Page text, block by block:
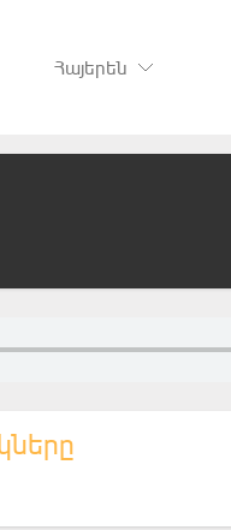
Հայերեն